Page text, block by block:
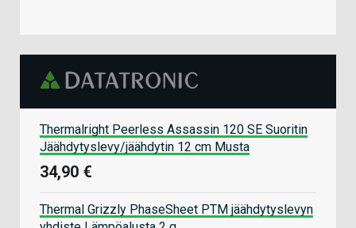
Thermalright Peerless Assassin 120 SE Suoritin
Jäähdytyslevy/jäähdytin 12 cm Musta
34,90 €
Thermal Grizzly PhaseSheet PTM jäähdytyslevyn